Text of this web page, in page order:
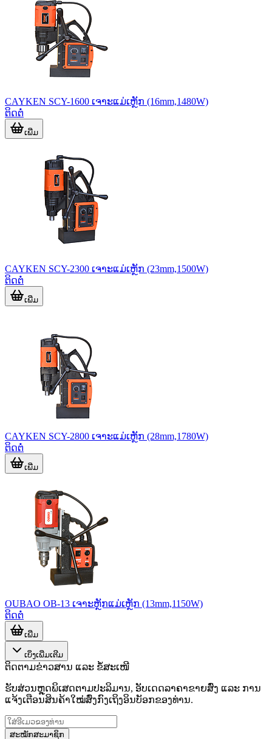
CAYKEN SCY-1600 ເຈາະແມ່ເຫຼັກ (16mm,1480W)
ຕິດຕໍ່
ເພີ່ມ
CAYKEN SCY-2300 ເຈາະແມ່ເຫຼັກ (23mm,1500W)
ຕິດຕໍ່
ເພີ່ມ
CAYKEN SCY-2800 ເຈາະແມ່ເຫຼັກ (28mm,1780W)
ຕິດຕໍ່
ເພີ່ມ
OUBAO OB-13 ເຈາະຫຼັກແມ່ເຫຼັກ (13mm,1150W)
ຕິດຕໍ່
ເພີ່ມ
ເບິ່ງເພີ່ມເຕີມ
ຕິດຕາມຂ່າວສານ ແລະ ຂໍ້ສະເໜີ
ຮັບສ່ວນຫຼຸດພິເສດຕາມປະລິມານ, ອັບເດດລາຄາຂາຍສົ່ງ ແລະ ການ
ແຈ້ງເຕືອນສິນຄ້າໃໝ່ສົ່ງກົງເຖິງອິນບັອກຂອງທ່ານ.
ສະໝັກສະມາຊິກ